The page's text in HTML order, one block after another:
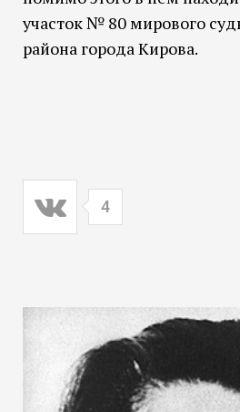
участок № 80 мирового
района города Кирова.
4